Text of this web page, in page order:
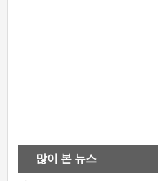
많이 본 뉴스